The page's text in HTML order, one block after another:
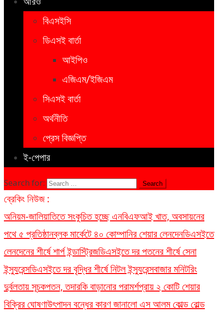
বিএসইসি
ডিএসই বার্তা
আইপিও
এজিএম/ইজিএম
সিএসই বার্তা
অর্থনীতি
প্রেস বিজ্ঞপ্তি
ই-পেপার
Search for:
ব্রেকিং নিউজ :
অনিয়ম-জালিয়াতিতে সংকুচিত হচ্ছে এনবিএফআই খাত, অবসায়নের
পথে ৫ প্রতিষ্ঠানব্লক মার্কেটে ৪০ কোম্পানির শেয়ার লেনদেনডিএসইতে
লেনদেনের শীর্ষে শার্প ইন্ডাস্ট্রিজডিএসইতে দর পতনের শীর্ষে সেনা
ইন্স্যুরেন্সডিএসইতে দর বৃদ্ধির শীর্ষে নিটল ইন্স্যুরেন্সবাজার মনিটরিং
দুর্বলতায় সূচকপতন, তদারকি বাড়ানোর পরামর্শপ্রায় ২ কোটি শেয়ার
বিক্রির ঘোষণাউৎপাদন বন্ধের কারণ জানালো এস আলম কোল্ড রোল্ড